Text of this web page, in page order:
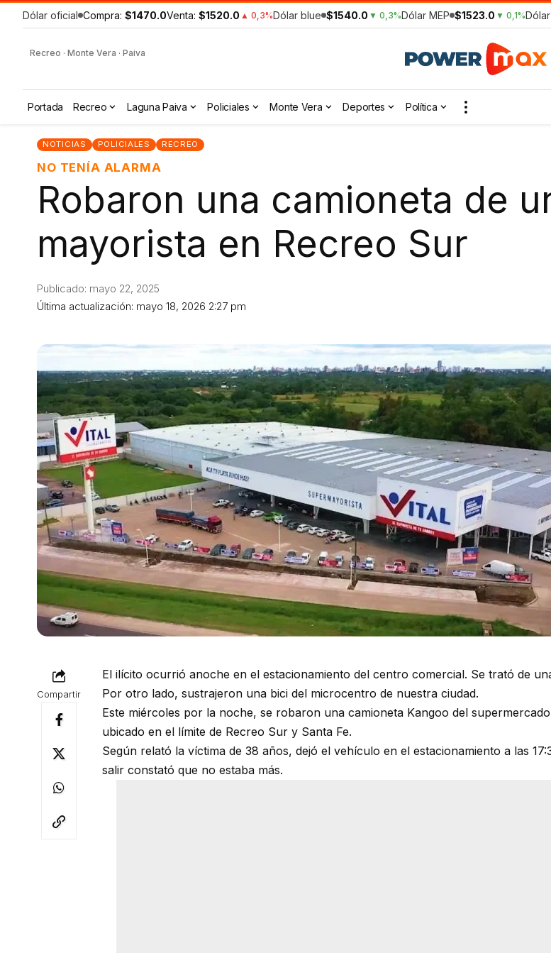
Dólar oficial Compra: $1470.0Venta: $1520.0 ▲ 0,3%Dólar blue $1540.0 ▼ 0,3%Dólar MEP $1523.0 ▼ 0,1%
Recreo · Monte Vera · Paiva
Portada Recreo Laguna Paiva Policiales Monte Vera Deportes Política
NOTICIAS POLICIALES RECREO
NO TENÍA ALARMA
Robaron una camioneta de
mayorista en Recreo Sur
Última actualización: mayo 18, 2026 2:27 pm
Publicado: mayo 22, 2025
Compartir
El ilícito ocurrió anoche en el estacionamiento del centro comercial. Se trató de
Por otro lado, sustrajeron una bici del microcentro de nuestra ciudad.
Este miércoles por la noche, se robaron una camioneta Kangoo del
ubicado en el límite de Recreo Sur y Santa Fe.
Según relató la víctima de 38 años, dejó el vehículo en el estacionamiento a las
salir constató que no estaba más.